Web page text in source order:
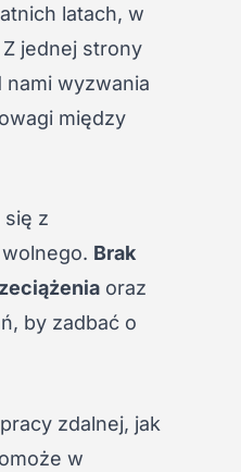
latach, w
jednej strony
nami wyzwania
między
się z
Brak
oraz
by zadbać o
zdalnej, jak
w